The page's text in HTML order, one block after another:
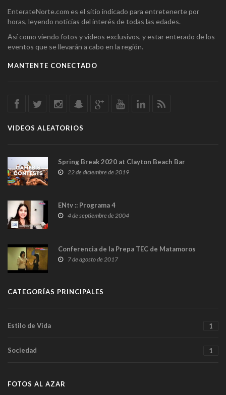
EnterateNorte.com es el sitio indicado para entretenerte por
horas, leyendo noticias del interés de todas las edades.
Así como viendo fotos y videos exclusivos, y estar enterado de los
eventos que se llevarán a cabo en la región.
MANTENTE CONECTADO
VIDEOS ALEATORIOS
Spring Break 2020 at Clayton Beach Bar
22 de diciembre de 2019
ENtv :: Programa 4
4 de septiembre de 2004
Conferencia de la Prepa TEC de Matamoros
7 de agosto de 2017
CATEGORÍAS PRINCIPALES
Estilo de Vida 1
Sociedad 1
FOTOS AL AZAR